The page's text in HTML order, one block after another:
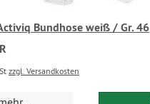
Bundhose weiß / Gr. 46
zzgl. Versandkosten